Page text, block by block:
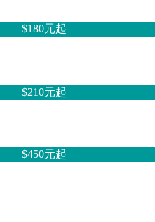
$180元起
$210元起
$450元起